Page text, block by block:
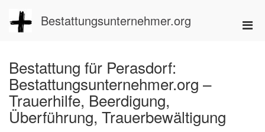
Inhalt
springen
Bestattungsunternehmer.org
Bestattung für Perasdorf:
Bestattungsunternehmer.org –
Trauerhilfe, Beerdigung,
Überführung, Trauerbewältigung